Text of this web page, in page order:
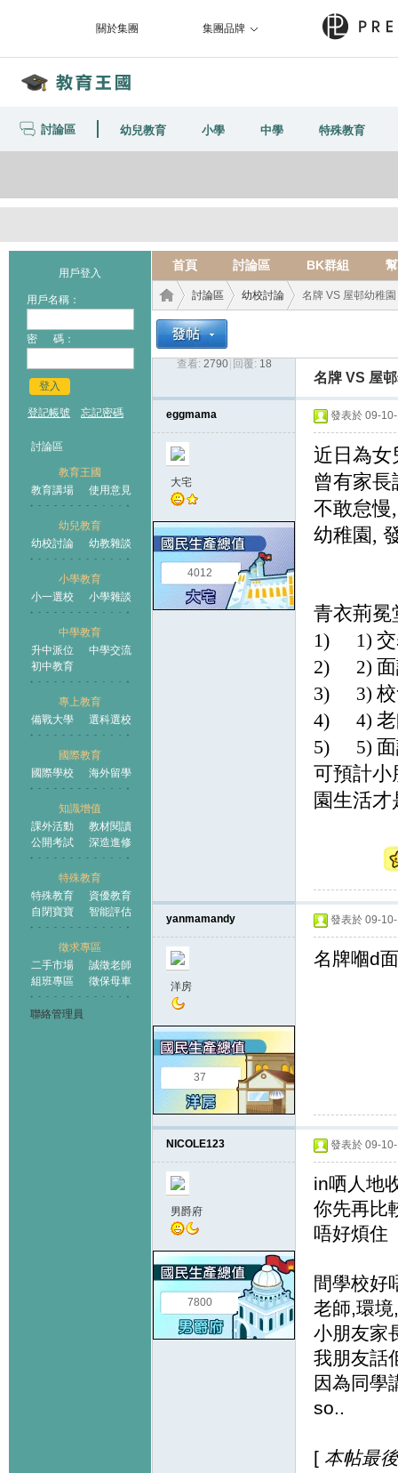
關於集團 集團品牌
討論區 幼兒教育 小學 中學 特殊教育
用戶登入
用戶名稱：
密 碼：
登入
登記帳號 忘記密碼
討論區
教育王國
教育講場
使用意見
幼兒教育
幼校討論
幼教雜談
小學教育
小一選校
小學雜談
中學教育
升中派位
中學交流
初中教育
專上教育
備戰大學
選科選校
國際教育
國際學校
海外留學
知識增值
課外活動
教材閱讀
公開考試
深造進修
特殊教育
特殊教育
資優教育
自閉寶寶
智能評估
徵求專區
二手市場
誠徵老師
組班專區
徵保母車
聯絡管理員
首頁 討論區 BK群組
王國
›
討論區
›
幼校討論 名牌 VS 屋邨幼稚園
查看: 2790 回覆: 18
名牌 VS 屋
eggmama
大宅
4012
發表於 09-
近日為女
曾有家長
不敢怠慢
幼稚園,
青衣荊冕
1) 1)
2) 2)
3) 3)
4) 4)
5) 5)
可預計小
園生活
yanmamandy
洋房
37
發表於 09-
名牌嗰d
NICOLE123
男爵府
7800
發表於 09-
in哂人地
你先再比
唔好煩住
間學校好
老師,環
小朋友家
我朋友話
因為同學
so..
[ 本帖最